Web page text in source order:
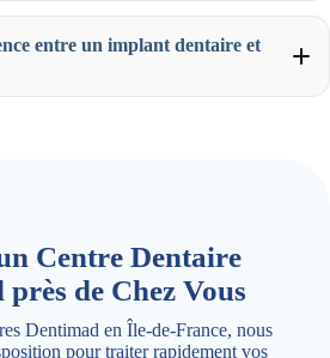
entre un implant dentaire et
Centre Dentaire
de Chez Vous
Dentimad en Île-de-France, nous
pour traiter rapidement vos